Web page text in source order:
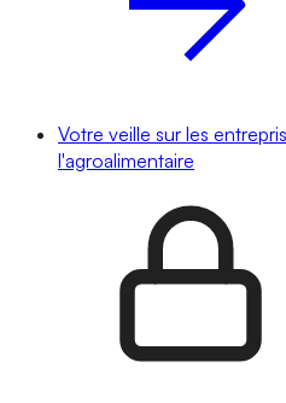
Votre veille sur les
l'agroalimentaire